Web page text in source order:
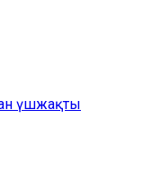
үшжақты